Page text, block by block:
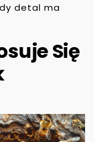
detal ma
Się